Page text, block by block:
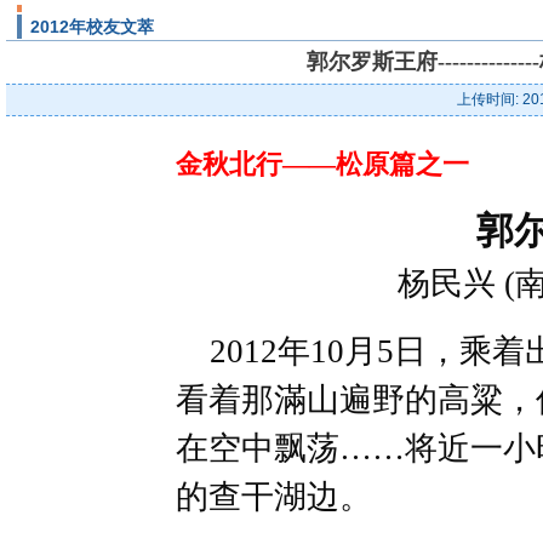
2012年校友文萃
郭尔罗斯王府
上传时间:
金秋北行——松原篇之一
郭
杨民兴 (
2012年10月5日，乘着
看着那滿山遍野的高粱
在空中飘荡……将近一小
的查干湖边。